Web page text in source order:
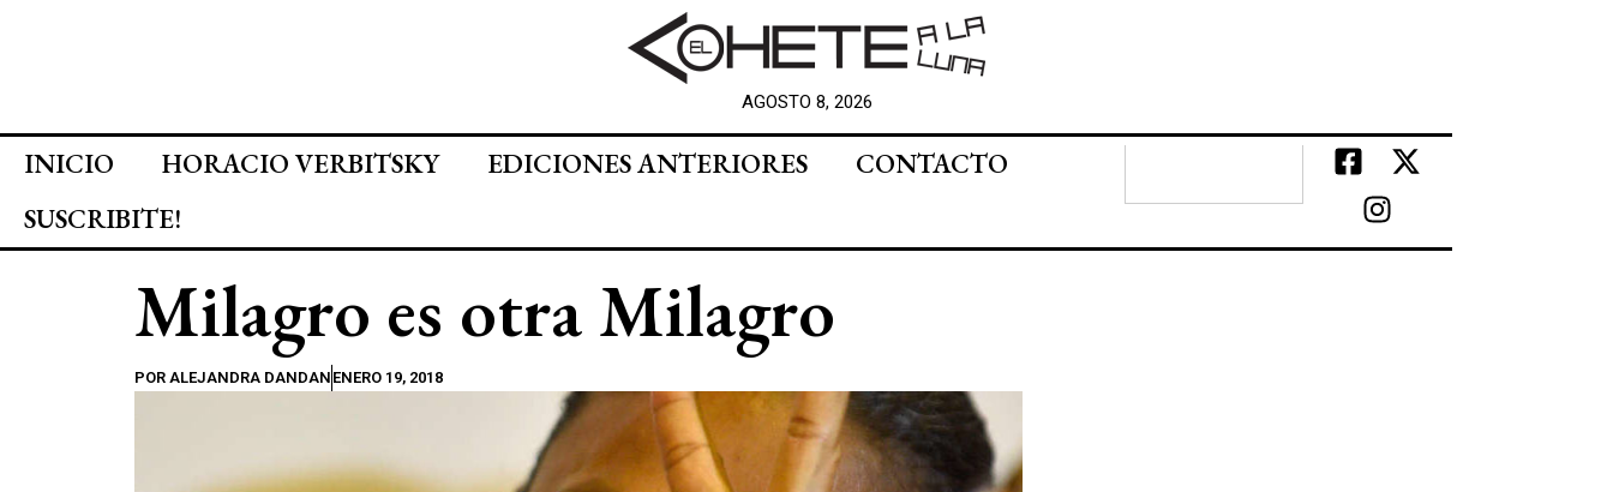
AGOSTO 8, 2026
INICIO HORACIO VERBITSKY EDICIONES ANTERIORES
CONTACTO
SUSCRIBITE!
Milagro es otra Milagro
POR ALEJANDRA DANDAN ENERO 19, 2018